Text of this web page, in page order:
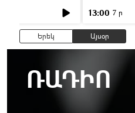
13:00 7 ր
Երեկ Այսօր
ՌԱԴԻՈ